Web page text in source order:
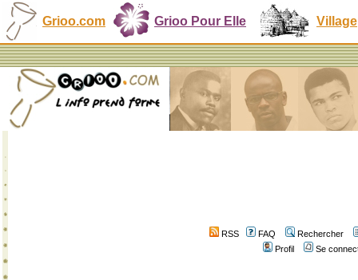
Grioo.com Grioo Pour Elle Village
RSS FAQ
Rechercher
Profil
Se